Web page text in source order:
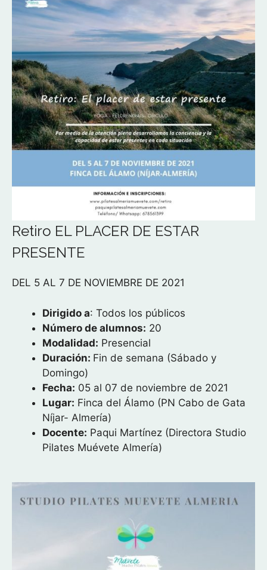
Retiro EL PLACER DE ESTAR
PRESENTE
DEL 5 AL 7 DE NOVIEMBRE DE 2021
Dirigido a: Todos los públicos
Número de alumnos: 20
Modalidad: Presencial
Duración: Fin de semana (Sábado y
Domingo)
Fecha: 05 al 07 de noviembre de 2021
Lugar: Finca del Álamo (PN Cabo de Gata
Níjar- Almería)
Docente: Paqui Martínez (Directora Studio
Pilates Muévete Almería)